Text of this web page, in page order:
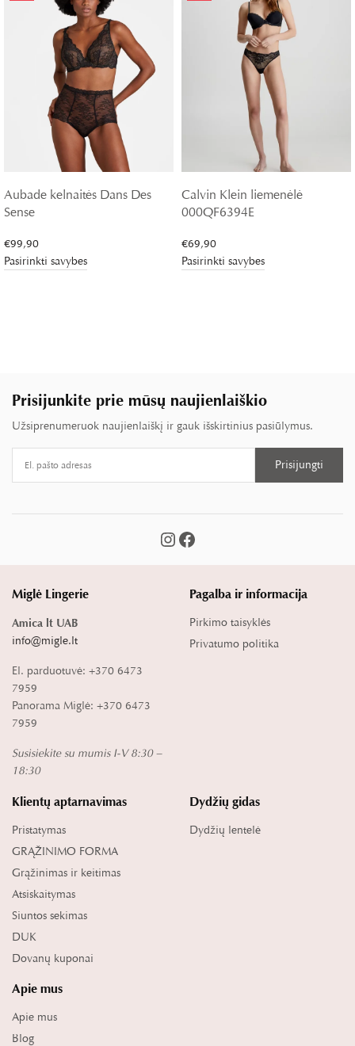
Aubade kelnaitės Dans Des
Sense
€99,90
Pasirinkti savybes
Calvin Klein liemenėlė
000QF6394E
€69,90
Pasirinkti savybes
Prisijunkite prie mūsų naujienlaiškio
Užsiprenumeruok naujienlaiškį ir gauk išskirtinius pasiūlymus.
Miglė Lingerie
Amica lt UAB
info@migle.lt
El. parduotuvė: +370 6473
7959
Panorama Miglė: +370 6473
7959
Susisiekite su mumis I-V 8:30 –
18:30
Pagalba ir informacija
Pirkimo taisyklės
Privatumo politika
Klientų aptarnavimas
Pristatymas
GRĄŽINIMO FORMA
Grąžinimas ir keitimas
Atsiskaitymas
Siuntos sekimas
DUK
Dovanų kuponai
Dydžių gidas
Dydžių lentelė
Apie mus
Apie mus
Blog